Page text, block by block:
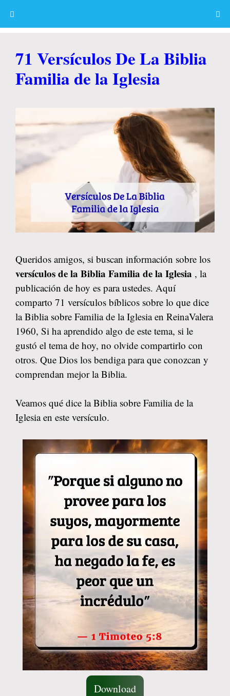
71 Versículos De La Biblia
Familia de la Iglesia
Queridos amigos, si buscan información sobre los
versículos de la Biblia Familia de la Iglesia , la
publicación de hoy es para ustedes. Aquí
comparto 71 versículos bíblicos sobre lo que dice
la Biblia sobre Familia de la Iglesia en ReinaValera
1960, Si ha aprendido algo de este tema, si le
gustó el tema de hoy, no olvide compartirlo con
otros. Que Dios los bendiga para que conozcan y
comprendan mejor la Biblia.
Veamos qué dice la Biblia sobre Familia de la
Iglesia en este versículo.
Download